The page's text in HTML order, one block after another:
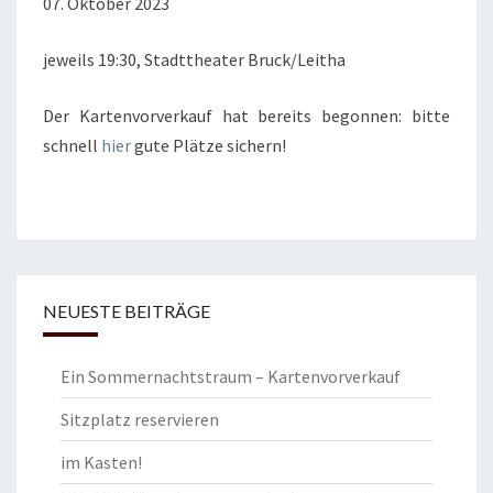
jeweils 19:30, Stadttheater Bruck/Leitha
Der Kartenvorverkauf hat bereits begonnen: bitte
schnell hiergute Plätze sichern!
NEUESTE BEITRÄGE
Ein Sommernachtstraum – Kartenvorverkauf
Sitzplatz reservieren
im Kasten!